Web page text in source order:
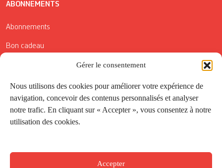
Gérer le consentement
Nous utilisons des cookies pour améliorer votre expérience de
navigation, concevoir des contenus personnalisés et analyser
notre trafic. En cliquant sur « Accepter », vous consentez à notre
utilisation des cookies.
Accepter
ABONNEMENTS
Abonnements
Bon cadeau
Conditions générales de vente
Réductions de la Carte Côté Courrier
Application